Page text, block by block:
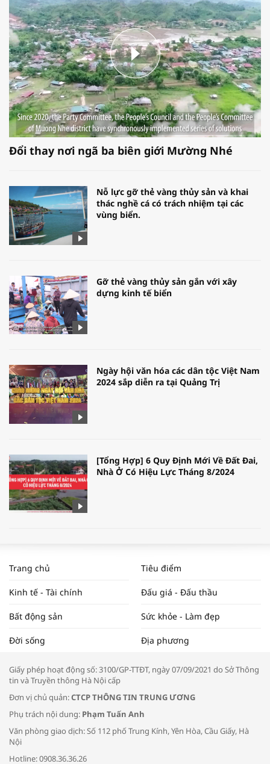
Đổi thay nơi ngã ba biên giới Mường Nhé
Nỗ lực gỡ thẻ vàng thủy sản và khai
thác nghề cá có trách nhiệm tại các
vùng biển.
Gỡ thẻ vàng thủy sản gắn với xây
dựng kinh tế biển
Ngày hội văn hóa các dân tộc Việt Nam
2024 sắp diễn ra tại Quảng Trị
[Tổng Hợp] 6 Quy Định Mới Về Đất Đai,
Nhà Ở Có Hiệu Lực Tháng 8/2024
NAM NĂM 2024 VÀ NĂM 2025 | NHỊP
ĐẬP THỊ TRƯỜNG #62
Tọa đàm “Xúc tiến thương mại: Khơi
Bác sĩ tư vấn cách phòng tránh bệnh
đường hô hấp trong thời tiết giao mùa
Trang chủ Tiêu điểm
Kinh tế - Tài chính Đấu giá - Đấu thầu
Bất động sản Sức khỏe - Làm đẹp
Đời sống Địa phương
Giấy phép hoạt động số: 3100/GP-TTĐT, ngày 07/09/2021 do Sở Thông
tin và Truyền thông Hà Nội cấp
Đơn vị chủ quản:CTCP THÔNG TIN TRUNG ƯƠNG
Phụ trách nội dung: Phạm Tuấn Anh
Văn phòng giao dịch: Số 112 phố Trung Kính, Yên Hòa, Cầu Giấy, Hà
Nội
Hotline: 0908.36.36.26